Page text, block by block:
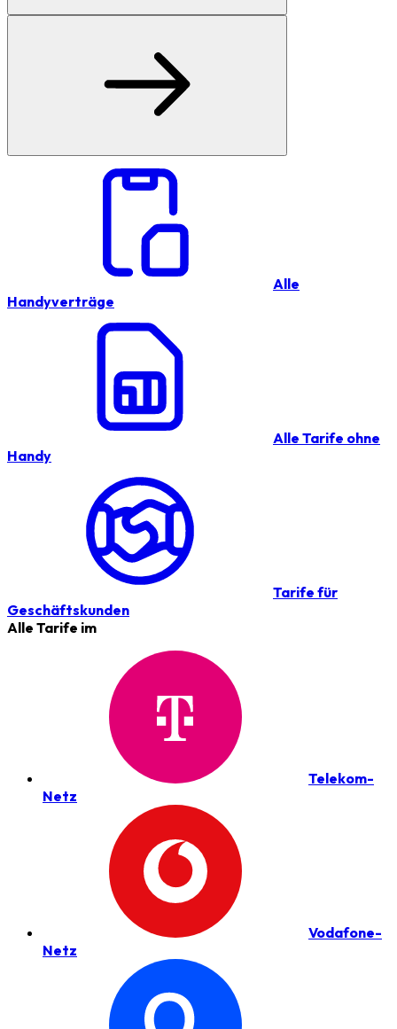
Alle
Handyverträge
Alle Tarife ohne
Handy
Tarife für
Geschäftskunden
Alle Tarife im
Telekom-
Netz
Vodafone-
Netz